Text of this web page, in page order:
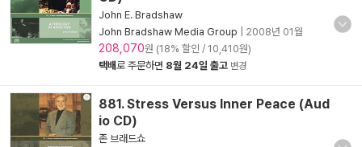
John E. Bradshaw
John Bradshaw Media Group
2008년 01월
208,070원 (18% 할인 / 10,410원)
택배로 주문하면 8월 24일 출고 변경
881. Stress Versus Inner Peace (Aud
io CD)
존 브래드쇼